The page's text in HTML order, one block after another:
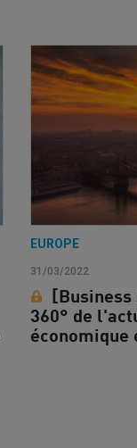
EUROPE
31/03/2022
[Business
360° de
économique